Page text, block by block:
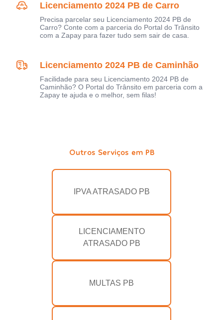
Licenciamento 2024 PB de Carro
Precisa parcelar seu Licenciamento 2024 PB de
Carro? Conte com a parceria do Portal do Trânsito
com a Zapay para fazer tudo sem sair de casa.
Licenciamento 2024 PB de Caminhão
Facilidade para seu Licenciamento 2024 PB de
Caminhão? O Portal do Trânsito em parceria com a
Zapay te ajuda e o melhor, sem filas!
Outros Serviços em PB
IPVA ATRASADO PB
LICENCIAMENTO
ATRASADO PB
MULTAS PB